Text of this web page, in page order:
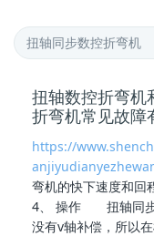
扭轴数控折弯机
折弯机常见故障
https://
弯机的快下速度和
4、 操作 扭轴同
没有v轴补偿，所以